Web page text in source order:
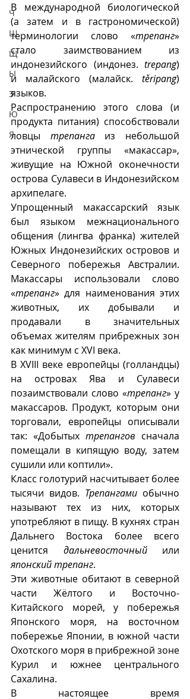
Ч
Ш
Щ
Ы
Э
Ю
Я
В международной биологической
(а затем и в гастрономической)
терминологии слово «трепанг»
стало заимствованием из
индонезийского (индонез. trepang)
и малайского (малайск. těripang)
языков.
Распространению этого слова (и
продукта питания) способствовали
ловцы трепанга из небольшой
этнической группы «макассар»,
живущие на Южной оконечности
острова Сулавеси в Индонезийском
архипелаге.
Упрощенный макассарский язык
был языком межнационального
общения (лингва франка) жителей
Южных Индонезийских островов и
Северного побережья Австралии.
Макассары использовали слово
«трепанг» для наименования этих
животных, их добывали и
продавали в значительных
объемах жителям прибрежных зон
как минимум с XVI века.
В XVIII веке европейцы (голландцы)
на островах Ява и Сулавеси
позаимствовали слово «трепанг» у
макассаров. Продукт, которым они
торговали, европейцы описывали
так: «Добытых трепангов сначала
помещали в кипящую воду, затем
сушили или коптили».
Класс голотурий насчитывает более
тысячи видов. Трепангами обычно
называют тех из них, которых
употребляют в пищу. В кухнях стран
Дальнего Востока более всего
ценится дальневосточный
японский трепанг.
Эти животные обитают в северной
части Жёлтого и Восточно-
Китайского морей, у побережья
Японского моря, на восточном
побережье Японии, в южной части
Охотского моря в прибрежной зоне
Курил и южнее центрального
Сахалина.
В настоящее время